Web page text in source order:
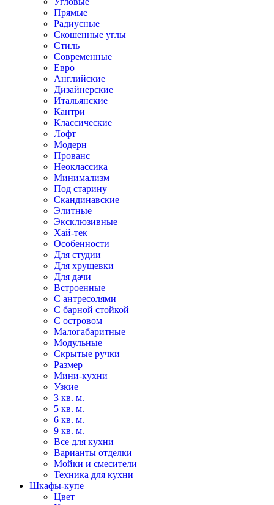
Прямые
Радиусные
Скошенные углы
Стиль
Современные
Евро
Английские
Дизайнерские
Итальянские
Кантри
Классические
Лофт
Модерн
Прованс
Неоклассика
Минимализм
Под старину
Скандинавские
Элитные
Эксклюзивные
Хай-тек
Особенности
Для студии
Для хрущевки
Для дачи
Встроенные
С антресолями
С барной стойкой
С островом
Малогабаритные
Модульные
Скрытые ручки
Размер
Мини-кухни
Узкие
3 кв. м.
5 кв. м.
6 кв. м.
9 кв. м.
Все для кухни
Варианты отделки
Мойки и смесители
Техника для кухни
Шкафы-купе
Цвет